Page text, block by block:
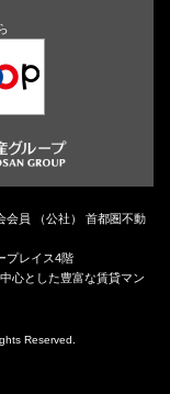
会員 （公社） 首都圏不動
プレイス4階
心とした豊富な賃貸マン
Reserved.